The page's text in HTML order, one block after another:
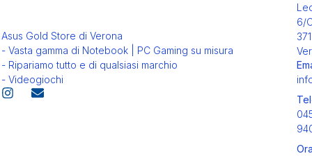
Asus Gold Store di Verona
- Vasta gamma di Notebook | PC Gaming su misura
- Ripariamo tutto e di qualsiasi marchio
- Videogiochi
6/